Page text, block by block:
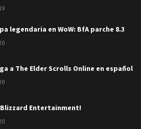
legendaria en WoW: BfA parche 8.3
a The Elder Scrolls Online en español
Blizzard Entertainment!